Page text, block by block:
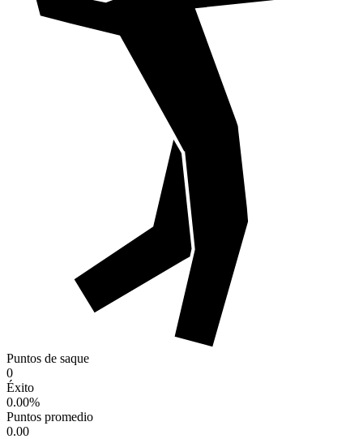
Puntos de saque
0
Éxito
0.00%
Puntos promedio
0.00